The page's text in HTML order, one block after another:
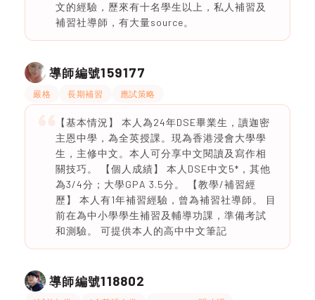
文的經驗，歷來有十名學生以上，私人補習及
補習社導師，有大量source。
導師編號159177
嚴格 長期補習 應試策略
【基本情況】 本人為24年DSE畢業生，讀迦密
主恩中學，為全英授課。現為香港浸會大學學
生，主修中文。本人可分享中文閱讀及寫作相
關技巧。 【個人成績】 本人DSE中文5*，其他
為3/4分；大學GPA 3.5分。 【教學/補習經
歷】 本人有1年補習經驗，曾為補習社導師。 目
前在為中小學學生補習及輔導功課，準備考試
和測驗。 可提供本人的高中中文筆記
導師編號118802